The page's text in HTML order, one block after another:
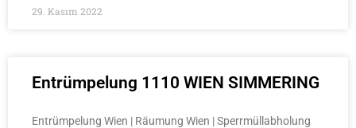
29. Kasım 2022
Entrümpelung 1110 WIEN SIMMERING
Entrümpelung Wien | Räumung Wien | Sperrmüllabholung